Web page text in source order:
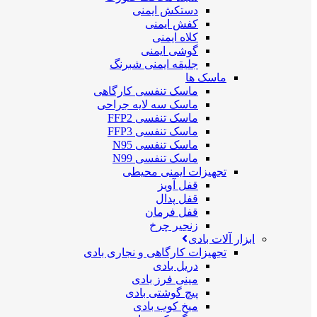
دستکش ایمنی
کفش ایمنی
کلاه ایمنی
گوشی ایمنی
جلیقه ایمنی شبرنگ
ماسک ها
ماسک تنفسی کارگاهی
ماسک سه لایه جراحی
ماسک تنفسی FFP2
ماسک تنفسی FFP3
ماسک تنفسی N95
ماسک تنفسی N99
تجهیزات ایمنی محیطی
قفل آویز
قفل پدال
قفل فرمان
زنجیر چرخ
ابزار آلات بادی
تجهیزات کارگاهی و نجاری بادی
دریل بادی
مینی فرز بادی
پیچ گوشتی بادی
میخ کوب بادی